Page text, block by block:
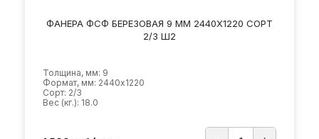
ФАНЕРА ФСФ БЕРЕЗОВАЯ 9 ММ 2440Х1220 СОРТ
2/3 Ш2
Толщина, мм: 9
Формат, мм: 2440х1220
Сорт: 2/3
Вес (кг.): 18.0